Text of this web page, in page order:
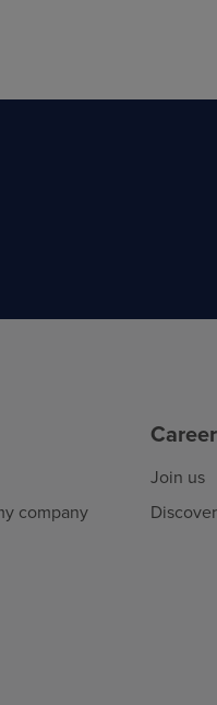
company
Join us